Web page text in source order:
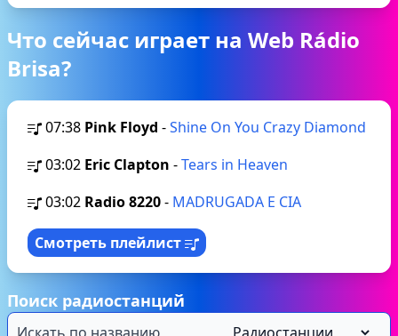
Что сейчас играет на Web Rádio
Brisa?
07:38 Pink Floyd -Shine On You Crazy Diamond
03:02 Eric Clapton -Tears in Heaven
03:02 Radio 8220- MADRUGADA E CIA
Смотреть плейлист
Поиск радиостанций